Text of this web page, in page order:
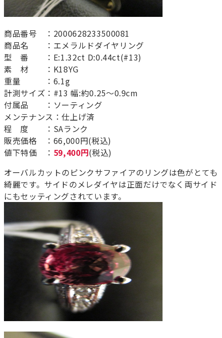
商品番号 ：2000628233500081
商品名 ：エメラルドダイヤリング
型 番 ：E:1.32ct D:0.44ct(#13)
素 材 ：K18YG
重量 ：6.1g
計測サイズ：#13 幅:約0.25～0.9cm
付属品 ：ソーティング
メンテナンス：仕上げ済
程 度 ：SAランク
販売価格 ：66,000円(税込)
値下特価 ： 59,400円(税込)
オーバルカットのピンクサファイアのリングは色がとても
綺麗です。サイドのメレダイヤは正面だけでなく両サイド
にもセッティングされています。